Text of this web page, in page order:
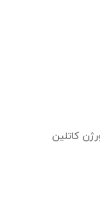
کاتلین